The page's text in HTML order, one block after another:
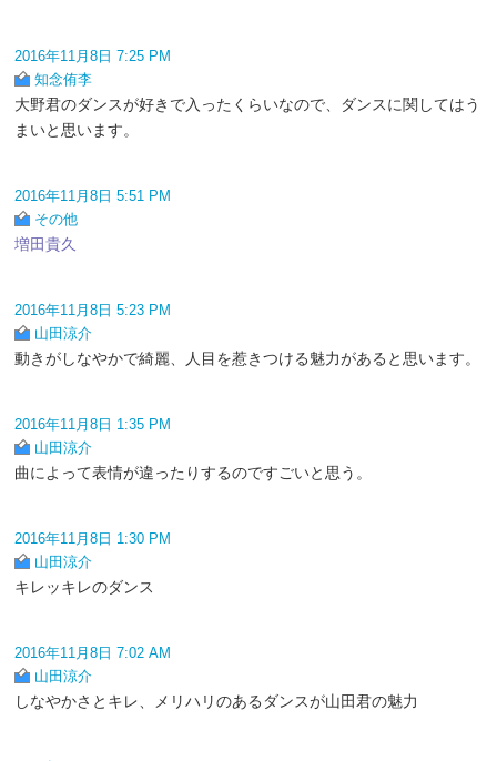
2016年11月8日 7:25 PM
知念侑李
大野君のダンスが好きで入ったくらいなので、ダンスに関してはう
まいと思います。
2016年11月8日 5:51 PM
その他
増田貴久
2016年11月8日 5:23 PM
山田涼介
動きがしなやかで綺麗、人目を惹きつける魅力があると思います。
2016年11月8日 1:35 PM
山田涼介
曲によって表情が違ったりするのですごいと思う。
2016年11月8日 1:30 PM
山田涼介
キレッキレのダンス
2016年11月8日 7:02 AM
山田涼介
しなやかさとキレ、メリハリのあるダンスが山田君の魅力